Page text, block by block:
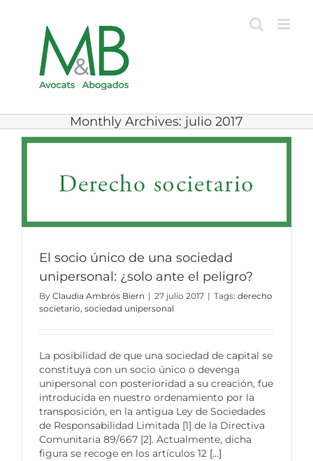
Monthly Archives: julio 2017
El socio único de una sociedad
unipersonal: ¿solo ante el peligro?
By Claudia Ambrós Biern | 27 julio 2017 | Tags: derecho
societario, sociedad unipersonal
La posibilidad de que una sociedad de capital se
constituya con un socio único o devenga
unipersonal con posterioridad a su creación, fue
introducida en nuestro ordenamiento por la
transposición, en la antigua Ley de Sociedades
de Responsabilidad Limitada [1] de la Directiva
Comunitaria 89/667 [2]. Actualmente, dicha
figura se recoge en los artículos 12 [...]